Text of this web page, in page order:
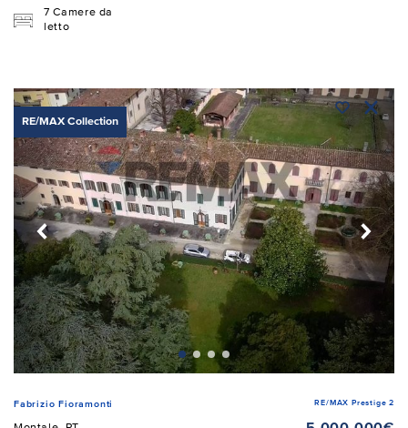
7 Camere da
letto
RE/MAX Collection
Fabrizio Fioramonti RE/MAX Prestige 2